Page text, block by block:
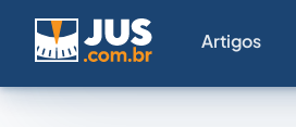
Artigos